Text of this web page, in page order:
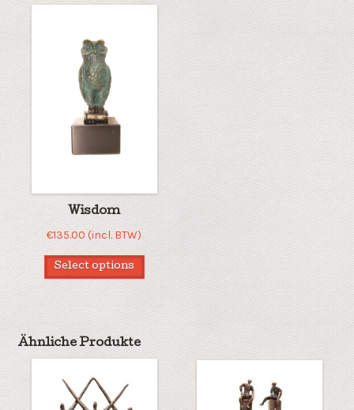
Wisdom
€135.00 (incl. BTW)
Select options
Ähnliche Produkte